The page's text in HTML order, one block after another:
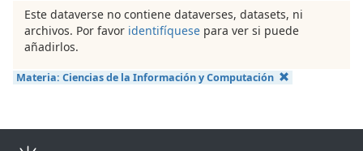
Este dataverse no contiene dataverses, datasets, ni
archivos. Por favor identifíquese para ver si puede
añadirlos.
Materia: Ciencias de la Información y Computación